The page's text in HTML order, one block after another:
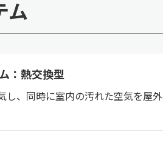
ム
：熱交換型
し、同時に室内の汚れた空気を屋外